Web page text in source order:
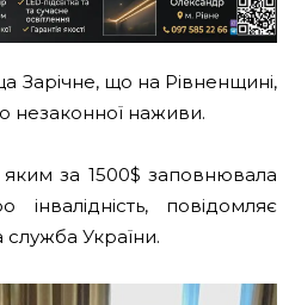
Зарічне, що на Рівненщині,
незаконної наживи.
яким за 1500$ заповнювала
повідомляє
України.